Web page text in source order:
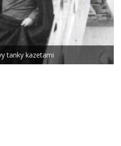
tanky kazetami